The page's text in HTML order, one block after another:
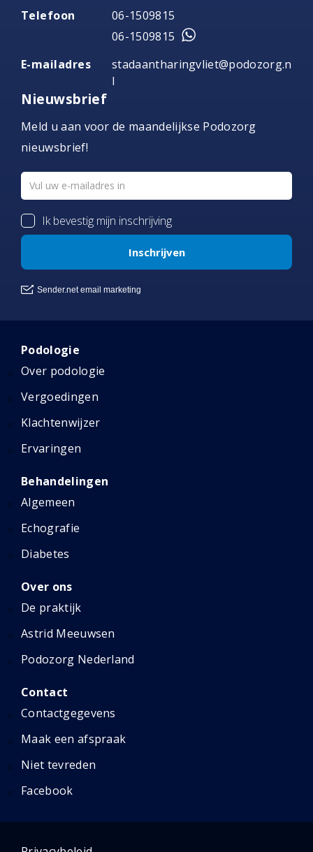
Telefoon
06-1509815
06-1509815
E-mailadres
stadaantharingvliet@podozorg.n
l
Nieuwsbrief
Meld u aan voor de maandelijkse Podozorg
nieuwsbrief!
Podologie
Over podologie
Vergoedingen
Klachtenwijzer
Ervaringen
Behandelingen
Algemeen
Echografie
Diabetes
Over ons
De praktijk
Astrid Meeuwsen
Podozorg Nederland
Contact
Contactgegevens
Maak een afspraak
Niet tevreden
Facebook